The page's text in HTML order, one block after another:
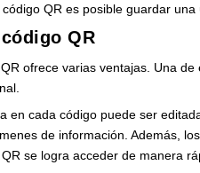
QR es posible guardar
QR
ofrece varias ventajas. Una
en cada código puede ser
de información. Además,
se logra acceder de manera